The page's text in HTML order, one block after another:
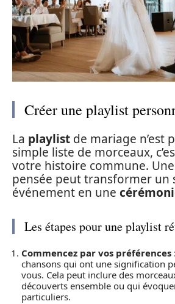
Créer une playlist
La playlist de mariage n’est
simple liste de morceaux,
votre histoire commune.
pensée peut transformer un
événement en une
Les étapes pour une playlist
Commencez par vos préférences
chansons qui ont une signification
vous. Cela peut inclure des
découverts ensemble ou qui
particuliers.